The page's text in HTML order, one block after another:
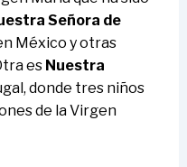
Señora de
México y otras
es Nuestra
donde tres niños
de la Virgen